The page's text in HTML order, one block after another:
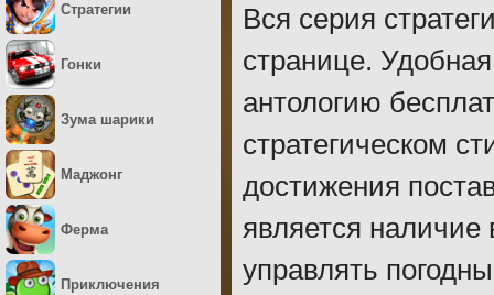
Вся серия
странице.
антологию
стратегическом
достижения
является
управлять
Стратегии
Гонки
Зума шарики
Маджонг
Ферма
Приключения